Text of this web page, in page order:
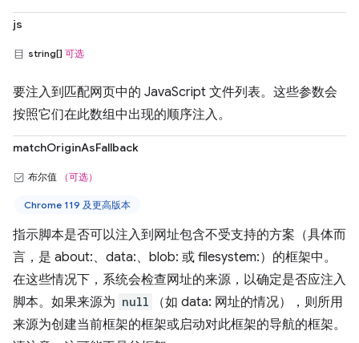
js
string[] 可选
要注入到匹配网页中的 JavaScript 文件列表。这些参数会
按照它们在此数组中出现的顺序注入。
matchOriginAsFallback
布尔值 （可选）
Chrome 119 及更高版本
指示脚本是否可以注入到网址包含不受支持的方案（具体而
言，是 about:、data:、blob: 或 filesystem:）的框架中。
在这些情况下，系统会检查网址的来源，以确定是否应注入
脚本。如果来源为 null
（如 data: 网址的情况），则所用
来源为创建当前框架的框架或启动对此框架的导航的框架。